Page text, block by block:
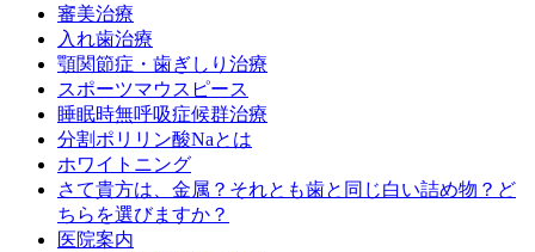
審美治療
入れ歯治療
顎関節症・歯ぎしり治療
スポーツマウスピース
睡眠時無呼吸症候群治療
分割ポリリン酸Naとは
ホワイトニング
さて貴方は、金属？それとも歯と同じ白い詰め物？ど
ちらを選びますか？
医院案内